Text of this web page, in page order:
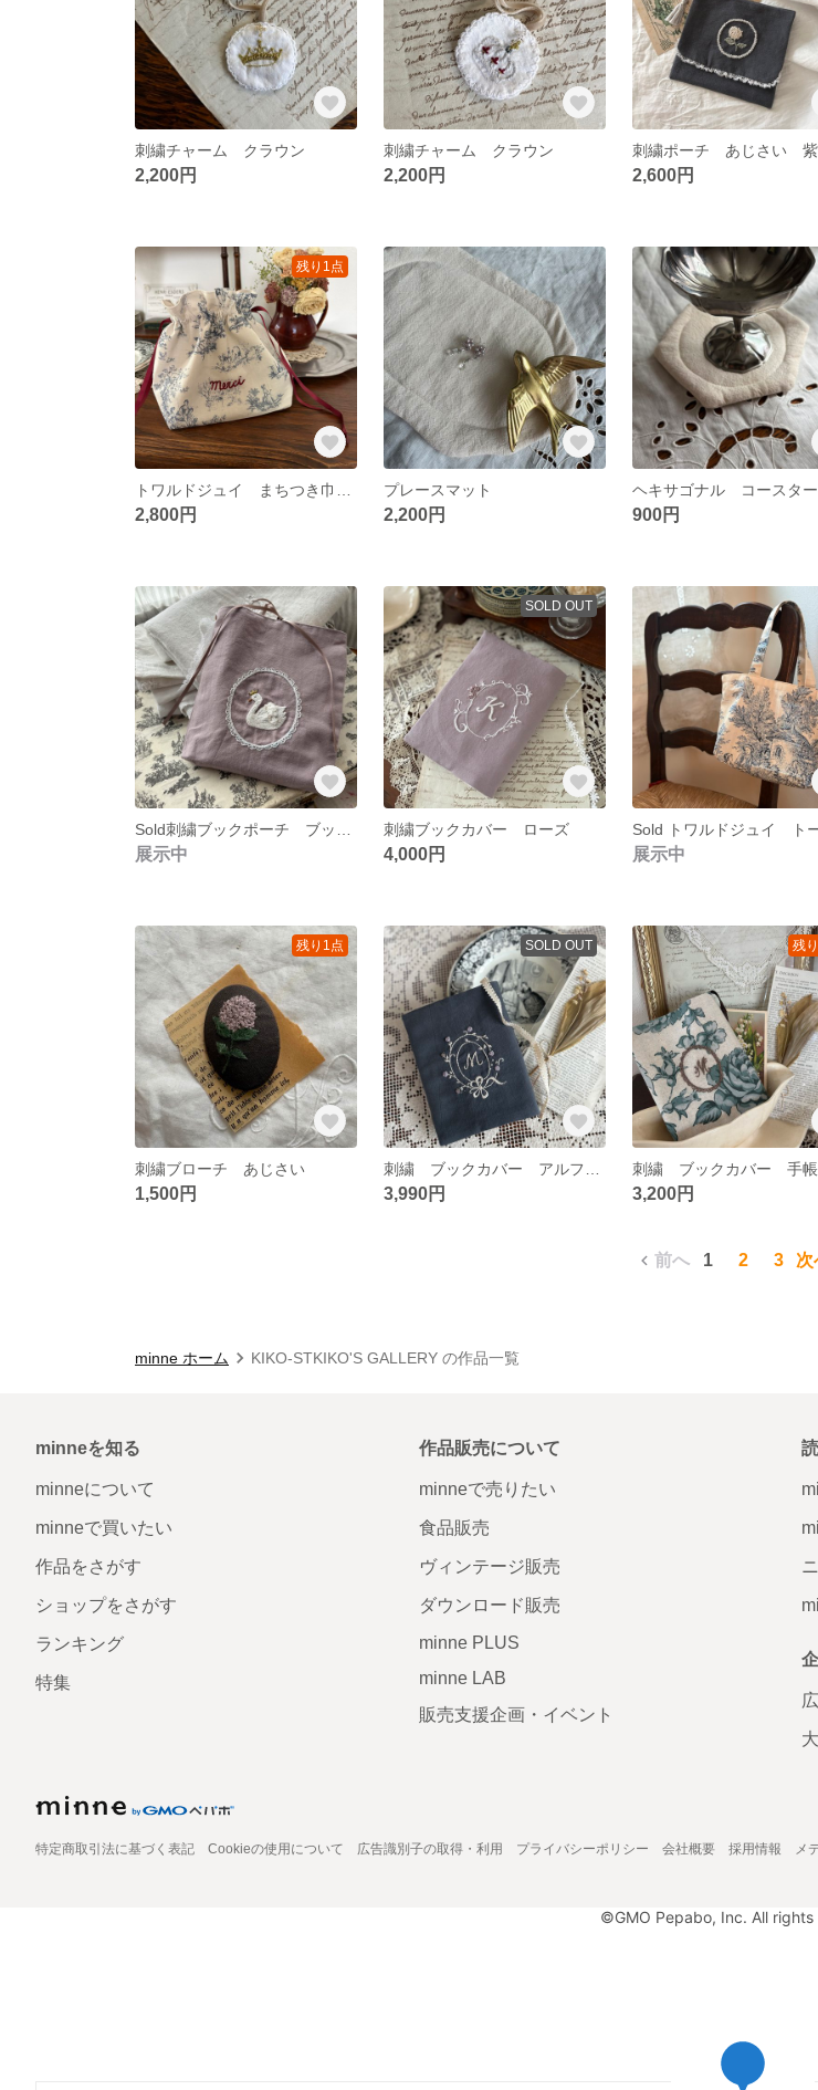
刺繍チャーム クラウン
2,200円
刺繍チャーム クラウン
2,200円
刺繍ポーチ あじさい 紫
2,600円
残り1点
2,800円
プレースマット
2,200円
ヘキサゴナル コースター
900円
展示中
SOLD OUT
刺繍ブックカバー ローズ
4,000円 展示中
残り1点
刺繍ブローチ あじさい
1,500円
SOLD OUT
3,990円
残
3,200円
前へ 1 2 3 次
minne ホーム KIKO-STKIKO'S GALLERY の作品一覧
minneを知る
minneについて
minneで買いたい
作品をさがす
ショップをさがす
ランキング
特集
作品販売について
minneで売りたい
食品販売
ヴィンテージ販売
ダウンロード販売
minne PLUS
minne LAB
販売支援企画・イベント
特定商取引法に基づく表記 Cookieの使用について 広告識別子の取得・利用 プライバシーポリシー 会社概要 採用情報 メ
©GMO Pepabo, Inc. All rights